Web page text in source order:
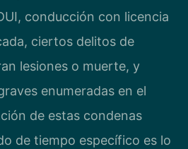
conducción con licencia
ciertos delitos de
lesiones o muerte, y
enumeradas en el
de estas condenas
de tiempo específico es lo